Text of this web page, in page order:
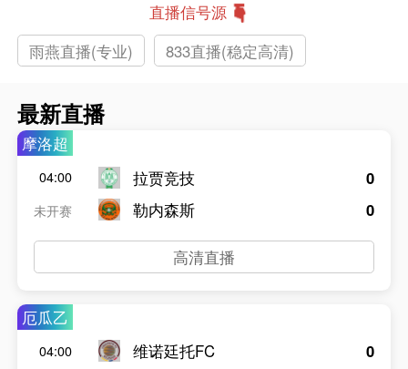
直播信号源
雨燕直播(专业)
833直播(稳定高清)
最新直播
摩洛超
04:00
未开赛
拉贾竞技
勒内森斯
0
0
高清直播
厄瓜乙
04:00
维诺廷托FC
0